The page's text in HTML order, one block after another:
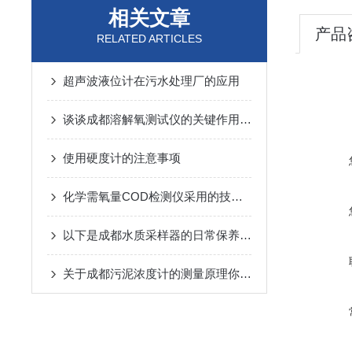
相关文章
RELATED ARTICLES
超声波液位计在污水处理厂的应用
谈谈成都溶解氧测试仪的关键作用及应用
使用硬度计的注意事项
化学需氧量COD检测仪采用的技术优点详细介绍
以下是成都水质采样器的日常保养事项
关于成都污泥浓度计的测量原理你要什么看法？
产品